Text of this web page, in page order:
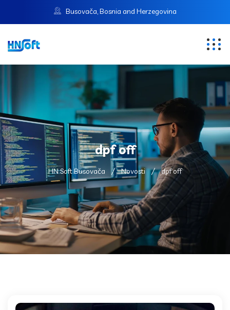
Busovača, Bosnia and Herzegovina
dpf off
HN Soft Busovača Novosti dpf off